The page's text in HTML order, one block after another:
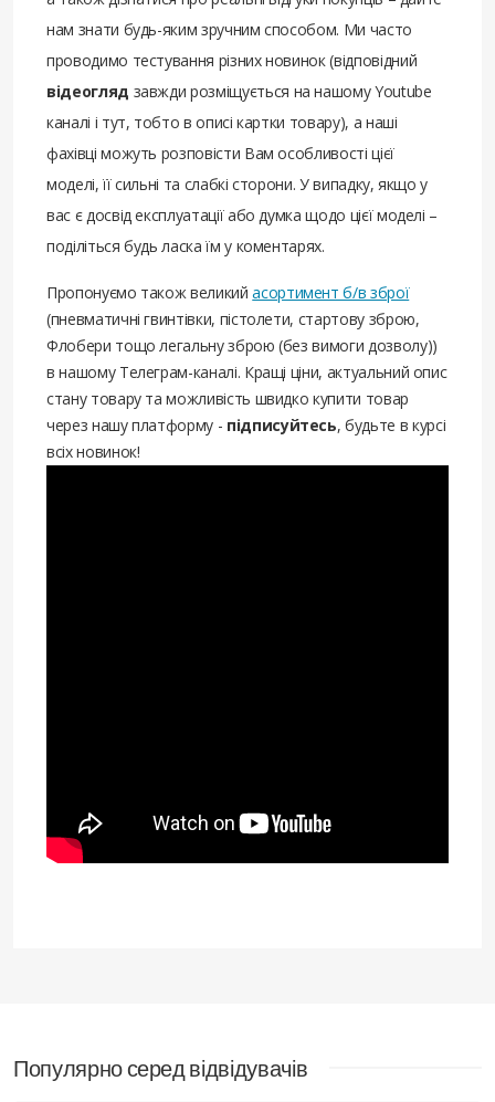
нам знати будь-яким зручним способом. Ми часто
проводимо тестування різних новинок (відповідний
відеогляд завжди розміщується на нашому Youtube
каналі і тут, тобто в описі картки товару), а наші
фахівці можуть розповісти Вам особливості цієї
моделі, її сильні та слабкі сторони. У випадку, якщо у
вас є досвід експлуатації або думка щодо цієї моделі –
поділіться будь ласка їм у коментарях.
Пропонуємо також великийасортимент б/в зброї
(пневматичні гвинтівки, пістолети, стартову зброю,
Флобери тощо легальну зброю (без вимоги дозволу))
в нашому Телеграм-каналі. Кращі ціни, актуальний опис
стану товару та можливість швидко купити товар
через нашу платформу - підписуйтесь, будьте в курсі
всіх новинок!
Популярно серед відвідувачів